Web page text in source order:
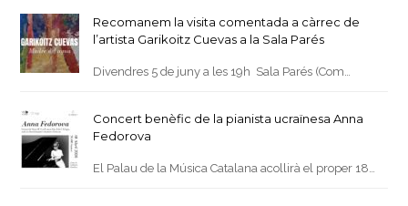
Recomanem la visita comentada a càrrec de
l’artista Garikoitz Cuevas a la Sala Parés
Divendres 5 de juny a les 19h Sala Parés (Com…
Concert benèfic de la pianista ucraïnesa Anna
Fedorova
El Palau de la Música Catalana acollirà el proper 18…